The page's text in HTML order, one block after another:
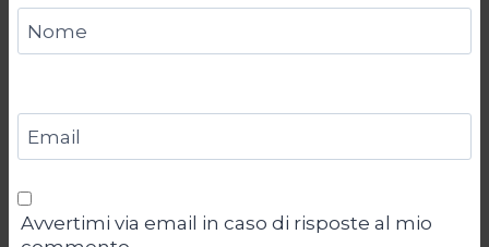
Nome
Email
Avvertimi via email in caso di risposte al mio